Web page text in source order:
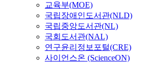
교육부(MOE)
국립장애인도서관(NLD)
국립중앙도서관(NL)
국회도서관(NAL)
연구윤리정보포털(CRE)
사이언스온 (ScienceON)